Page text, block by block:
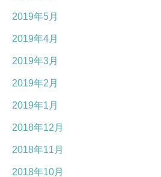
2019年5月
2019年4月
2019年3月
2019年2月
2019年1月
2018年12月
2018年11月
2018年10月